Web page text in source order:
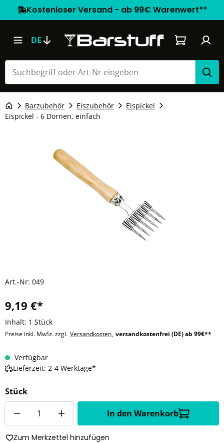
Kostenloser Versand - ab 99€ Warenwert**
DE Warenkorb
Barzubehör Eiszubehör
Eispickel
Eispickel - 6 Dornen, einfach
Art.-Nr: 049
9,19 €*
Inhalt: 1 Stück
Preise inkl. MwSt. zzgl. Versandkosten, versandkostenfrei (DE) ab 99€**
Verfügbar
Lieferzeit: 2-4 Werktage*
Stück
In den Warenkorb
Zum Merkzettel hinzufügen